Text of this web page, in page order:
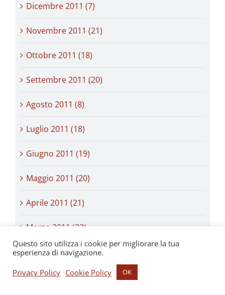
Dicembre 2011 (7)
Novembre 2011 (21)
Ottobre 2011 (18)
Settembre 2011 (20)
Agosto 2011 (8)
Luglio 2011 (18)
Giugno 2011 (19)
Maggio 2011 (20)
Aprile 2011 (21)
Marzo 2011 (22)
Febbraio 2011 (20)
Gennaio 2011 (24)
Questo sito utilizza i cookie per migliorare la tua
esperienza di navigazione.
Privacy Policy Cookie Policy OK